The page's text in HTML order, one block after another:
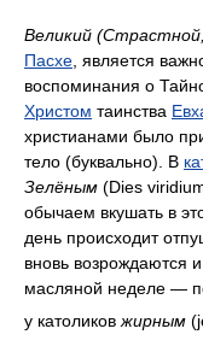
Великий
Пасхе , является
воспоминания о
Христом таинства
христианами было
тело (буквально). В
Зелёным (Dies
обычаем вкушать в
день происходит
вновь возрождаются
масляной неделе —
у католиков жирным